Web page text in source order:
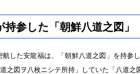
持参した「朝鮮八道之図」
した安龍福は、「朝鮮八道之図」を持参
之図ヲ八枚ニシテ所持」していた「八道